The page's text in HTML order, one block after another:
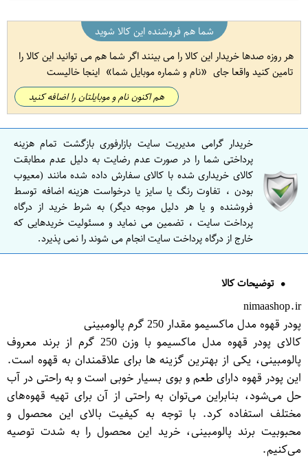
شما هم فروشنده این کالا شوید
هر روزه صدها خریدار این کالا را می بینند اگر شما هم می توانید این کالا را
تامین کنید واقعا جای
نام و شماره موبایل شما اینجا خالیست
هم اکنون نام و موبایلتان را اضافه کنید
خریدار گرامی مدیریت سایت بازارفوری بازگشت تمام هزینه
پرداختی شما را در صورت عدم رضایت به دلیل عدم مطابقت
کالای خریداری شده با کالای سفارش داده شده مانند (معیوب
بودن ، تفاوت رنگ یا سایز یا درخواست هزینه اضافه توسط
فروشنده و یا هر دلیل موجه دیگر) به شرط خرید از درگاه
پرداخت سایت ، تضمین می نماید و مسئولیت خریدهایی که
خارج از درگاه پرداخت سایت انجام می شوند را نمی پذیرد.
توضیحات کالا
nimaashop.ir
پودر قهوه مدل ماکسیمو مقدار 250 گرم پالومبینی
کالای پودر قهوه مدل ماکسیمو با وزن 250 گرم از برند معروف
پالومبینی، یکی از بهترین گزینه ها برای علاقمندان به قهوه است.
این پودر قهوه دارای طعم و بوی بسیار خوبی است و به راحتی در آب
حل می‌شود، بنابراین می‌توان به راحتی از آن برای تهیه قهوه‌های
مختلف استفاده کرد. با توجه به کیفیت بالای این محصول و
محبوبیت برند پالومبینی، خرید این محصول را به شدت توصیه
می‌کنیم.